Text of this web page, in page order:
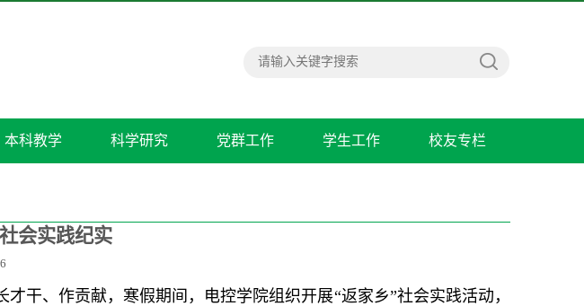
本科教学 科学研究 党群工作 学生工作 校友专栏
会实践纪实
干、作贡献，寒假期间，电控学院组织开展“返家乡”社会实践活动，